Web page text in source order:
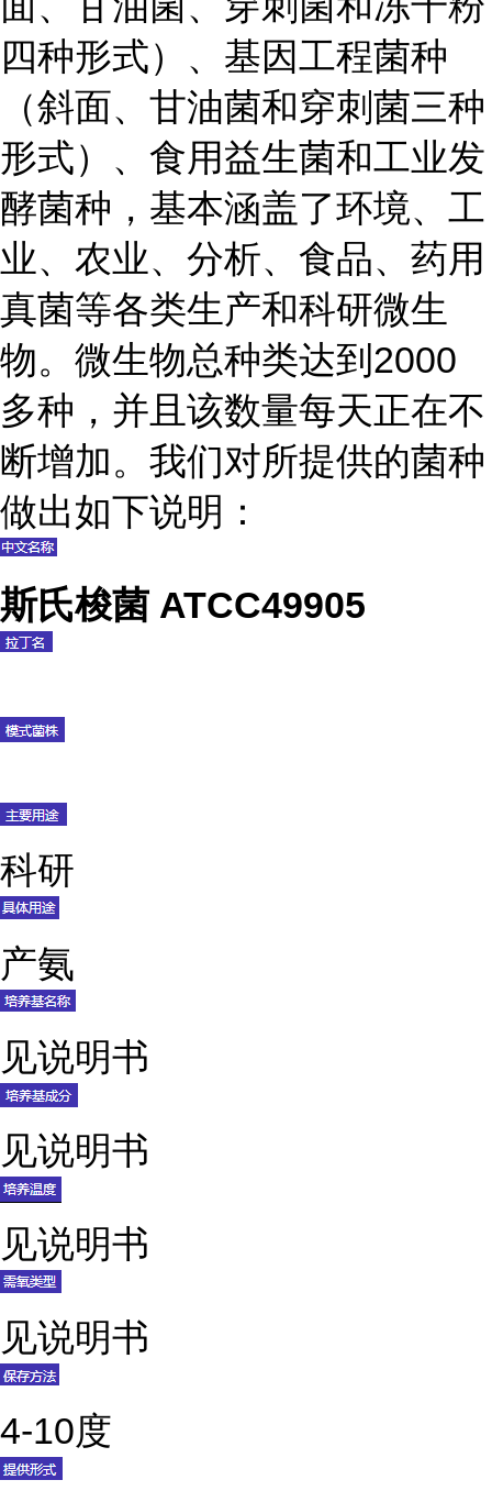
四种形式）、基因工程菌种
（斜面、甘油菌和穿刺菌三种
形式）、食用益生菌和工业发
酵菌种，基本涵盖了环境、工
业、农业、分析、食品、药用
真菌等各类生产和科研微生
物。微生物总种类达到2000
多种，并且该数量每天正在不
断增加。我们对所提供的菌种
做出如下说明：
斯氏梭菌 ATCC49905
科研
产氨
见说明书
见说明书
见说明书
见说明书
4-10度